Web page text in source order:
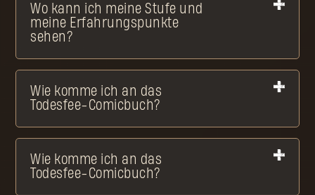
Wo kann ich meine Stufe und
meine Erfahrungspunkte
sehen?
Wie komme ich an das
Todesfee-Comicbuch?
Wie komme ich an das
Todesfee-Comicbuch?